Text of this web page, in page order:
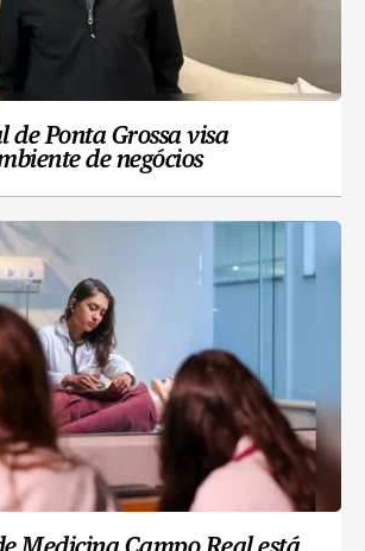
de Ponta Grossa visa
de negócios